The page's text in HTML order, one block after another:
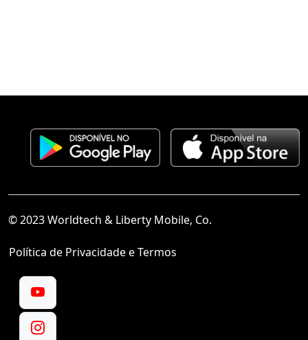
© 2023 Worldtech & Liberty Mobile, Co.
Política de Privacidade e Termos